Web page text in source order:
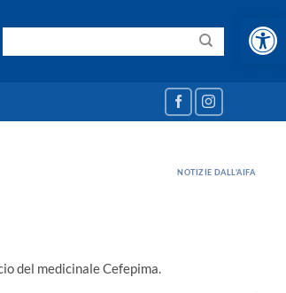
Apri la
NOTIZIE DALL'AIFA
del medicinale Cefepima.